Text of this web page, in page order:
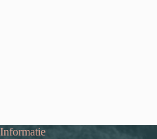
Informatie